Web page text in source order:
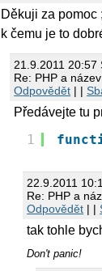
Děkuji za pomoc
k čemu je to
21.9.2011 20:57
Re: PHP a
Odpovědět | |
Předávejte tu
1
22.9.2011
Re: PHP a
Odpovědět | |
tak tohle
Don't panic!